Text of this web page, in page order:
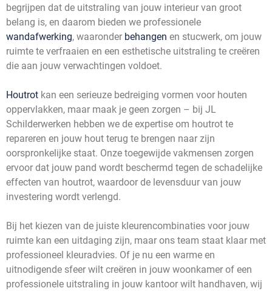
begrijpen dat de uitstraling van jouw interieur van groot
belang is, en daarom bieden we professionele
wandafwerking, waaronder behangen en stucwerk, om jouw
ruimte te verfraaien en een esthetische uitstraling te creëren
die aan jouw verwachtingen voldoet.
Houtrot kan een serieuze bedreiging vormen voor houten
oppervlakken, maar maak je geen zorgen – bij JL
Schilderwerken hebben we de expertise om houtrot te
repareren en jouw hout terug te brengen naar zijn
oorspronkelijke staat. Onze toegewijde vakmensen zorgen
ervoor dat jouw pand wordt beschermd tegen de schadelijke
effecten van houtrot, waardoor de levensduur van jouw
investering wordt verlengd.
Bij het kiezen van de juiste kleurencombinaties voor jouw
ruimte kan een uitdaging zijn, maar ons team staat klaar met
professioneel kleuradvies. Of je nu een warme en
uitnodigende sfeer wilt creëren in jouw woonkamer of een
professionele uitstraling in jouw kantoor wilt handhaven, wij